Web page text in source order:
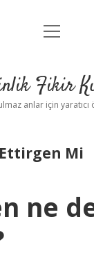
Anasayfa
Yasal Uyarı
menüyü
Fikir
anlar için yaratıcı
Mi
ne